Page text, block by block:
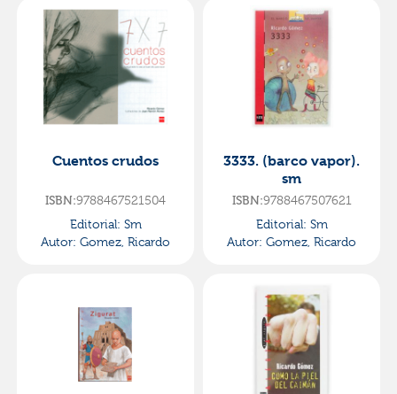
Cuentos crudos
ISBN:9788467521504
Editorial: Sm
Autor: Gomez, Ricardo
3333. (barco vapor).
sm
ISBN:9788467507621
Editorial: Sm
Autor: Gomez, Ricardo